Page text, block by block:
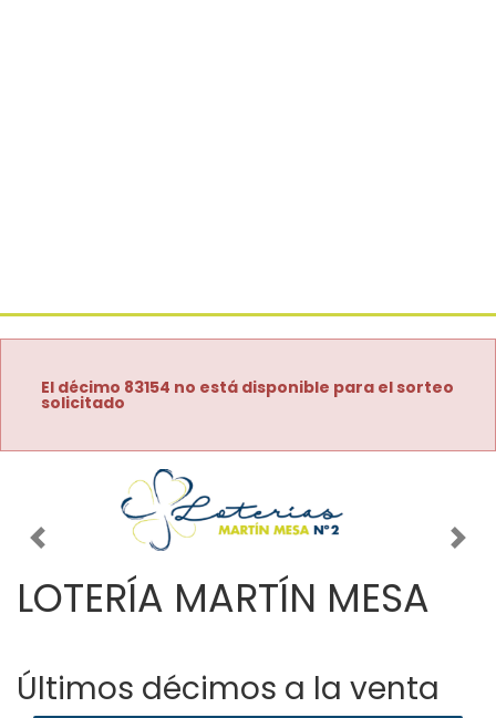
El décimo 83154 no está disponible para el sorteo
solicitado
Imagen anterior
LOTERÍA MARTÍN MESA
Últimos décimos a la venta